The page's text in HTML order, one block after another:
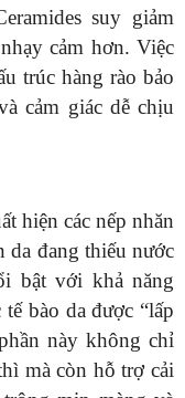
suy giảm
cảm hơn. Việc
trúc hàng rào bảo
cảm giác dễ chịu
hiện các nếp nhăn
da đang thiếu nước
bật với khả năng
bào da được “lấp
này không chỉ
mà còn hỗ trợ cải